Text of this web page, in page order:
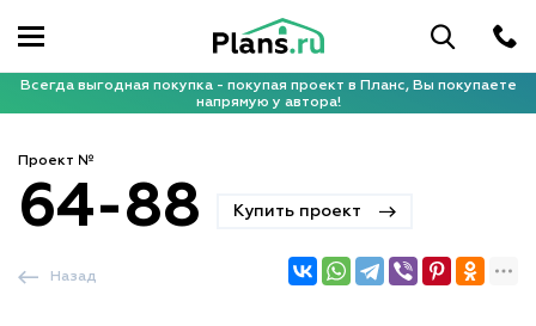
Всегда выгодная покупка - покупая проект в Планс, Вы покупаете
напрямую у автора!
Проект №
64-88 Купить проект
Назад